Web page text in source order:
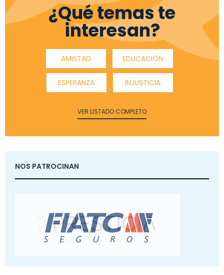
¿Qué temas te
interesan?
AMISTAD EDUCACIÓN
ESPERANZA INJUSTICIA
VER LISTADO COMPLETO
NOS PATROCINAN